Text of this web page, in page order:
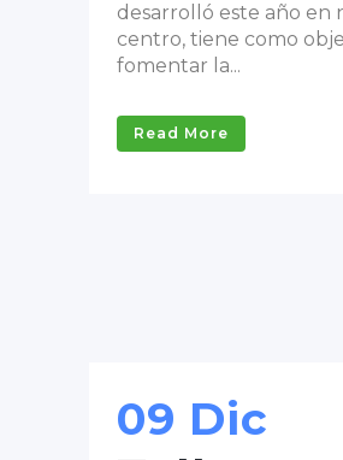
desarrolló este año en
centro, tiene como
fomentar la...
Read More
09 Dic